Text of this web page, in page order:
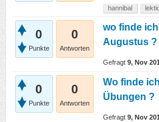
hannibal
0
Punkte
0
Antworten
wo finde
Augustus ?
Gefragt 9, Nov
0
Punkte
0
Antworten
Wo finde
Übungen ?
Gefragt 9, Nov